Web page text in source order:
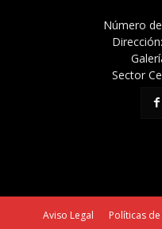
Número
Sector
Aviso Legal Políticas